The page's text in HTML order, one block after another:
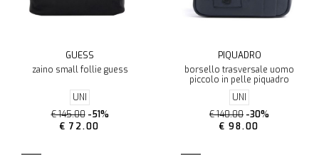
GUESS
zaino small follie guess
UNI
€ 145.00 -51%
€ 72.00
PIQUADRO
borsello trasversale uomo
piccolo in pelle piquadro
UNI
€ 140.00 -30%
€ 98.00